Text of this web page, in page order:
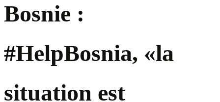
Bosnie :
#HelpBosnia, «la
situation est